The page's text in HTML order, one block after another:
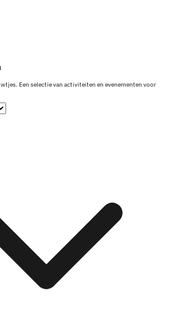
Een selectie van activiteiten en evenementen voor